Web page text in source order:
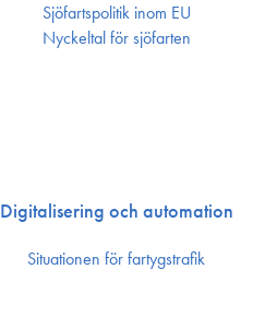
Sjöfarts­politik inom EU
Nyckeltal för sjöfarten
Digitalisering och automation
Situationen för fartygstrafik